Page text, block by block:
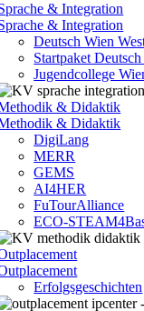
& Integration
& Integration
Deutsch Wien
Startpaket
Jugendcollege
& Didaktik
& Didaktik
DigiLang
MERR
GEMS
AI4HER
FuTourAlliance
ECO-
Erfolgsgeschichten